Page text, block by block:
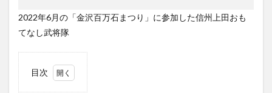
2022年6月の「金沢百万石まつり」に参加した信州上田おも
てなし武将隊
目次